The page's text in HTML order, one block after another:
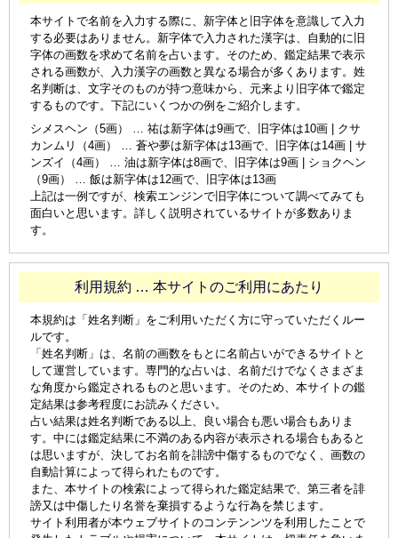
本サイトで名前を入力する際に、新字体と旧字体を意識して入力
する必要はありません。新字体で入力された漢字は、自動的に旧
字体の画数を求めて名前を占います。そのため、鑑定結果で表示
される画数が、入力漢字の画数と異なる場合が多くあります。姓
名判断は、文字そのものが持つ意味から、元来より旧字体で鑑定
するものです。下記にいくつかの例をご紹介します。
シメスヘン（5画） … 祐は新字体は9画で、旧字体は10画 | クサ
カンムリ（4画） … 蒼や夢は新字体は13画で、旧字体は14画 | サ
ンズイ（4画） … 油は新字体は8画で、旧字体は9画 | ショクヘン
（9画） … 飯は新字体は12画で、旧字体は13画
上記は一例ですが、検索エンジンで旧字体について調べてみても
面白いと思います。詳しく説明されているサイトが多数ありま
す。
利用規約 … 本サイトのご利用にあたり
本規約は「姓名判断」をご利用いただく方に守っていただくルー
ルです。
「姓名判断」は、名前の画数をもとに名前占いができるサイトと
して運営しています。専門的な占いは、名前だけでなくさまざま
な角度から鑑定されるものと思います。そのため、本サイトの鑑
定結果は参考程度にお読みください。
占い結果は姓名判断である以上、良い場合も悪い場合もありま
す。中には鑑定結果に不満のある内容が表示される場合もあると
は思いますが、決してお名前を誹謗中傷するものでなく、画数の
自動計算によって得られたものです。
また、本サイトの検索によって得られた鑑定結果で、第三者を誹
謗又は中傷したり名誉を棄損するような行為を禁じます。
サイト利用者が本ウェブサイトのコンテンンツを利用したことで